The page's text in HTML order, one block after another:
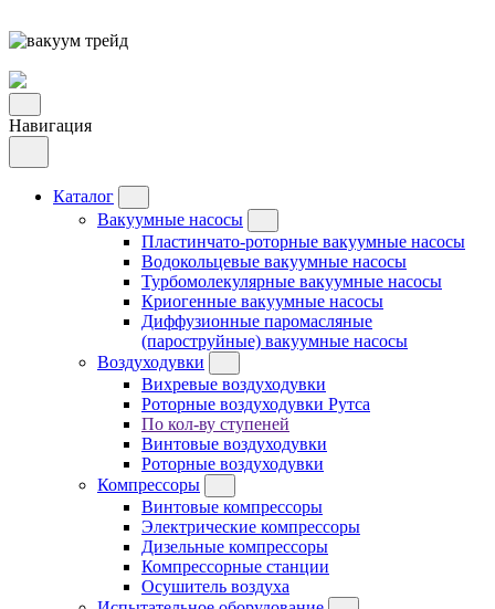
Навигация
Каталог
Вакуумные насосы
Пластинчато-роторные вакуумные насосы
Водокольцевые вакуумные насосы
Турбомолекулярные вакуумные насосы
Криогенные вакуумные насосы
Диффузионные паромасляные
(пароструйные) вакуумные насосы
Воздуходувки
Вихревые воздуходувки
Роторные воздуходувки Рутса
По кол-ву ступеней
Винтовые воздуходувки
Роторные воздуходувки
Компрессоры
Винтовые компрессоры
Электрические компрессоры
Дизельные компрессоры
Компрессорные станции
Осушитель воздуха